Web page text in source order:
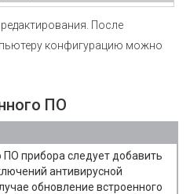
После
конфигурацию можно
ПО
прибора следует добавить
антивирусной
обновление встроенного